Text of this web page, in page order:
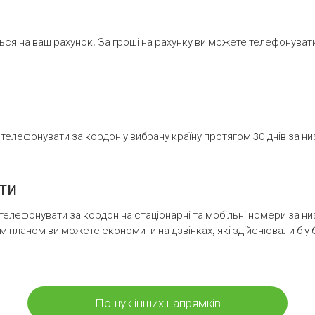
на ваш рахунок. За гроші на рахунку ви можете телефонувати
за кордон у вибрану країну протягом 30 днів за
за кордон на стаціонарні та мобільні номери за
планом ви можете економити на дзвінках, які здійснювали б у
Пошук інших напрямків